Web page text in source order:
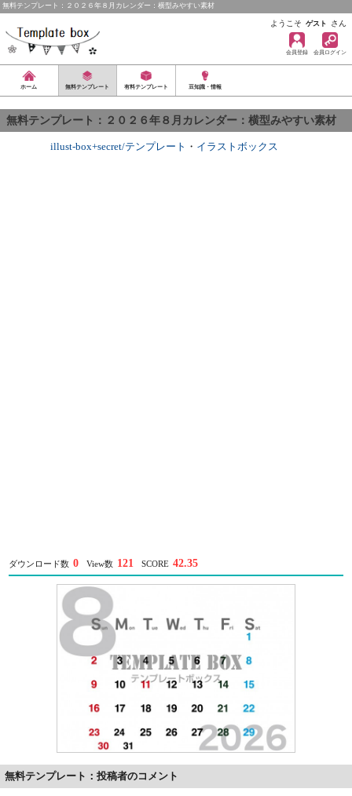
無料テンプレート：２０２６年８月カレンダー：横型みやすい素材
ようこそ ゲスト さん
会員登録 会員ログイン
ホーム 無料テンプレート 有料テンプレート 豆知識・情報
無料テンプレート：２０２６年８月カレンダー：横型みやすい素材
illust-box+secret/テンプレート ・ イラストボックス
ダウンロード数 0 View数 121 SCORE 42.35
無料テンプレート：投稿者のコメント